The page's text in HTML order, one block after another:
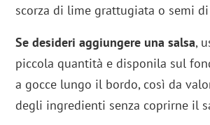
scorza di lime grattugiata o semi di
Se desideri aggiungere una salsa,
piccola quantità e disponila sul
a gocce lungo il bordo, così da
degli ingredienti senza coprirne il